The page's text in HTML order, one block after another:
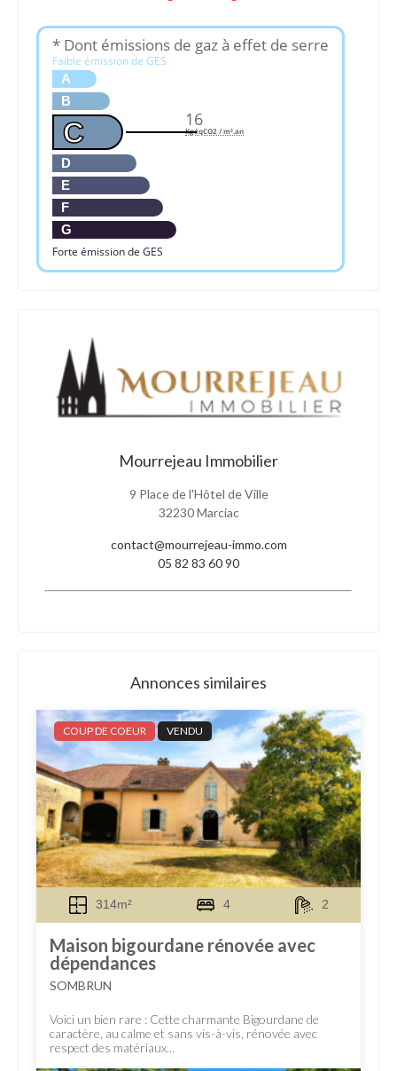
* Dont émissions de gaz à effet de serre
Faible émission de GES
A
B
C
D
E
F
G
Forte émission de GES
16
KgéqCO2 / m².an
Mourrejeau Immobilier
9 Place de l'Hôtel de Ville
32230 Marciac
contact@mourrejeau-immo.com
05 82 83 60 90
Annonces similaires
COUP DE COEUR VENDU
314m² 4 2
Maison bigourdane rénovée avec
dépendances
SOMBRUN
Voici un bien rare : Cette charmante Bigourdane de
caractère, au calme et sans vis-à-vis, rénovée avec
respect des matériaux...